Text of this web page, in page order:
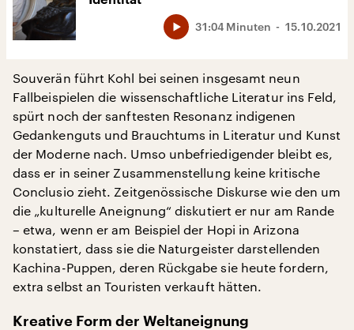
15.10.2021
31:04 Minuten
Souverän führt Kohl bei seinen insgesamt neun
Fallbeispielen die wissenschaftliche Literatur ins Feld,
spürt noch der sanftesten Resonanz indigenen
Gedankenguts und Brauchtums in Literatur und Kunst
der Moderne nach. Umso unbefriedigender bleibt es,
dass er in seiner Zusammenstellung keine kritische
Conclusio zieht. Zeitgenössische Diskurse wie den um
die „kulturelle Aneignung“ diskutiert er nur am Rande
– etwa, wenn er am Beispiel der Hopi in Arizona
konstatiert, dass sie die Naturgeister darstellenden
Kachina-Puppen, deren Rückgabe sie heute fordern,
extra selbst an Touristen verkauft hätten.
Kreative Form der Weltaneignung